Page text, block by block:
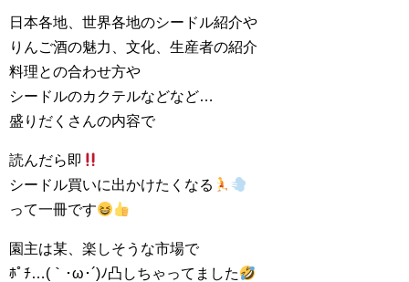
日本各地、世界各地のシードル紹介や
りんご酒の魅力、文化、生産者の紹介
料理との合わせ方や
シードルのカクテルなどなど…
盛りだくさんの内容で
読んだら即
シードル買いに出かけたくなる
って一冊です
園主は某、楽しそうな市場で
ﾎﾟﾁ…(｀･ω･´)ﾉ凸しちゃってました